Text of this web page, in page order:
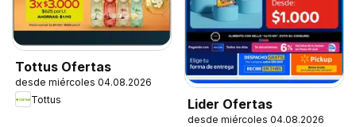
Tottus Ofertas
desde miércoles 04.08.2026
Tottus
Lider Ofertas
desde miércoles 04.08.2026